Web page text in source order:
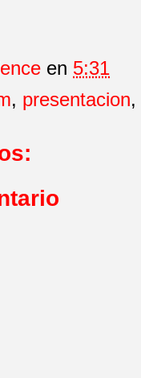
en 5:31
, presentacion,